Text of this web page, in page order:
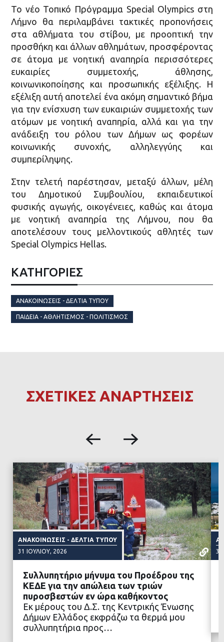
Το νέο Τοπικό Πρόγραμμα Special Olympics στη
Λήμνο θα περιλαμβάνει τακτικές προπονήσεις
στα αθλήματα του στίβου, με προοπτική την
προσθήκη και άλλων αθλημάτων, προσφέροντας
σε άτομα με νοητική αναπηρία περισσότερες
ευκαιρίες συμμετοχής, άθλησης,
κοινωνικοποίησης και προσωπικής εξέλιξης. Η
εξέλιξη αυτή αποτελεί ένα ακόμη σημαντικό βήμα
για την ενίσχυση των ευκαιριών συμμετοχής των
ατόμων με νοητική αναπηρία, αλλά και για την
ανάδειξη του ρόλου των Δήμων ως φορέων
κοινωνικής συνοχής, αλληλεγγύης και
συμπερίληψης.
Στην τελετή παρέστησαν, μεταξύ άλλων, μέλη
του Δημοτικού Συμβουλίου, εκπαιδευτικοί
φυσικής αγωγής, οικογένειες, καθώς και άτομα
με νοητική αναπηρία της Λήμνου, που θα
αποτελέσουν τους μελλοντικούς αθλητές των
Special Olympics Hellas.
ΚΑΤΗΓΟΡΙΕΣ
ΑΝΑΚΟΙΝΏΣΕΙΣ - ΔΕΛΤΊΑ ΤΎΠΟΥ
ΠΑΙΔΕΊΑ - ΑΘΛΗΤΙΣΜΌΣ - ΠΟΛΙΤΙΣΜΌΣ
ΣΧΕΤΙΚΕΣ ΑΝΑΡΤΗΣΕΙΣ
ΑΝΑΚΟΙΝΏΣΕΙΣ - ΔΕΛΤΊΑ ΤΎΠΟΥ
31 ΙΟΥΛΊΟΥ, 2026
ΔΙΑΒΑΣΤΕ ΠΕΡΙΣΣΟΤΕΡΑ
Συλλυπητήριο μήνυμα του Προέδρου της
ΚΕΔΕ για την απώλεια των τριών
πυροσβεστών εν ώρα καθήκοντος
Εκ μέρους του Δ.Σ. της Κεντρικής Ένωσης
Δήμων Ελλάδος εκφράζω τα θερμά μου
συλλυπητήρια προς…
31